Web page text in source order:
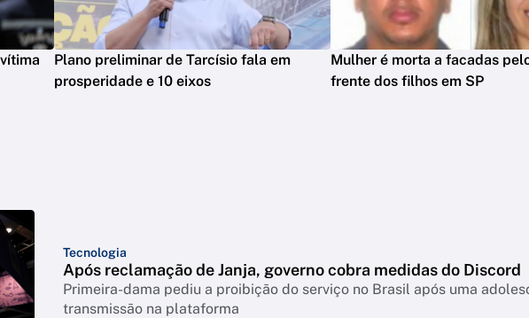
Plano preliminar de Tarcísio fala em
prosperidade e 10 eixos
Mulher é morta a facadas
frente dos filhos em SP
Tecnologia
Após reclamação de Janja, governo cobra medidas do Discord
Primeira-dama pediu a proibição do serviço no Brasil após uma
transmissão na plataforma